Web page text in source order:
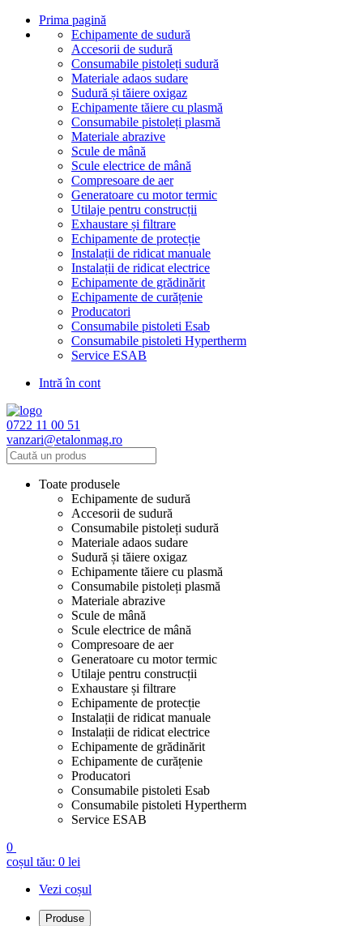
Prima pagină
Echipamente de sudură
Accesorii de sudură
Consumabile pistoleți sudură
Materiale adaos sudare
Sudură și tăiere oxigaz
Echipamente tăiere cu plasmă
Consumabile pistoleți plasmă
Materiale abrazive
Scule de mână
Scule electrice de mână
Compresoare de aer
Generatoare cu motor termic
Utilaje pentru construcții
Exhaustare și filtrare
Echipamente de protecție
Instalații de ridicat manuale
Instalații de ridicat electrice
Echipamente de grădinărit
Echipamente de curățenie
Producatori
Consumabile pistoleti Esab
Consumabile pistoleti Hypertherm
Service ESAB
Intră în cont
0722 11 00 51
vanzari@etalonmag.ro
Toate produsele
Echipamente de sudură
Accesorii de sudură
Consumabile pistoleți sudură
Materiale adaos sudare
Sudură și tăiere oxigaz
Echipamente tăiere cu plasmă
Consumabile pistoleți plasmă
Materiale abrazive
Scule de mână
Scule electrice de mână
Compresoare de aer
Generatoare cu motor termic
Utilaje pentru construcții
Exhaustare și filtrare
Echipamente de protecție
Instalații de ridicat manuale
Instalații de ridicat electrice
Echipamente de grădinărit
Echipamente de curățenie
Producatori
Consumabile pistoleti Esab
Consumabile pistoleti Hypertherm
Service ESAB
0
coșul tău: 0 lei
Vezi coșul
Produse